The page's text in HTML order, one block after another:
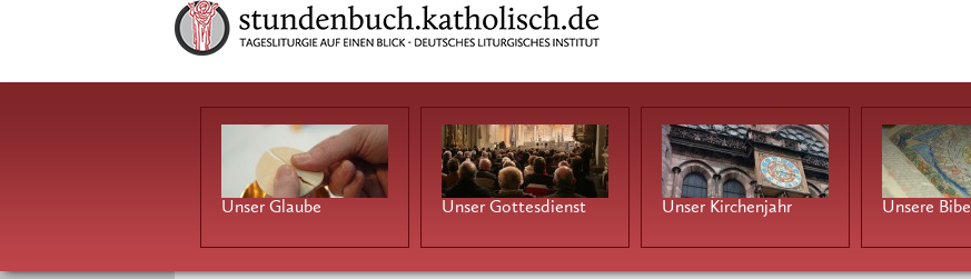
Unser Glaube Unser Gottesdienst Unser Kirchenjahr Unsere Bibel